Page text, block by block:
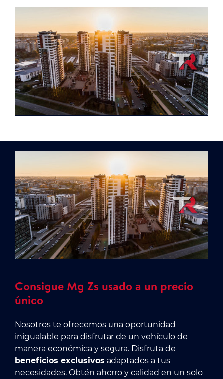
Consigue Mg Zs usado a un precio
único
Nosotros te ofrecemos una oportunidad
inigualable para disfrutar de un vehículo de
manera económica y segura. Disfruta de
beneficios exclusivos adaptados a tus
necesidades. Obtén ahorro y calidad en un solo